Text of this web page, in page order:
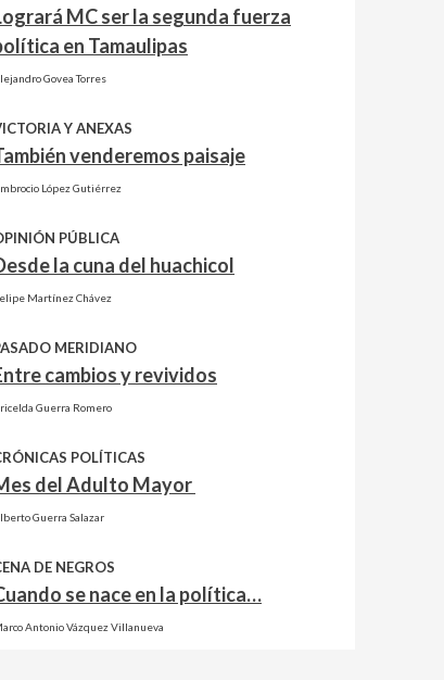
MC ser la segunda fuerza
en Tamaulipas
Govea Torres
Y ANEXAS
venderemos paisaje
López Gutiérrez
PÚBLICA
la cuna del huachicol
Martínez Chávez
MERIDIANO
cambios y revividos
Guerra Romero
POLÍTICAS
del Adulto Mayor
Guerra Salazar
DE NEGROS
se nace en la política…
Antonio Vázquez Villanueva